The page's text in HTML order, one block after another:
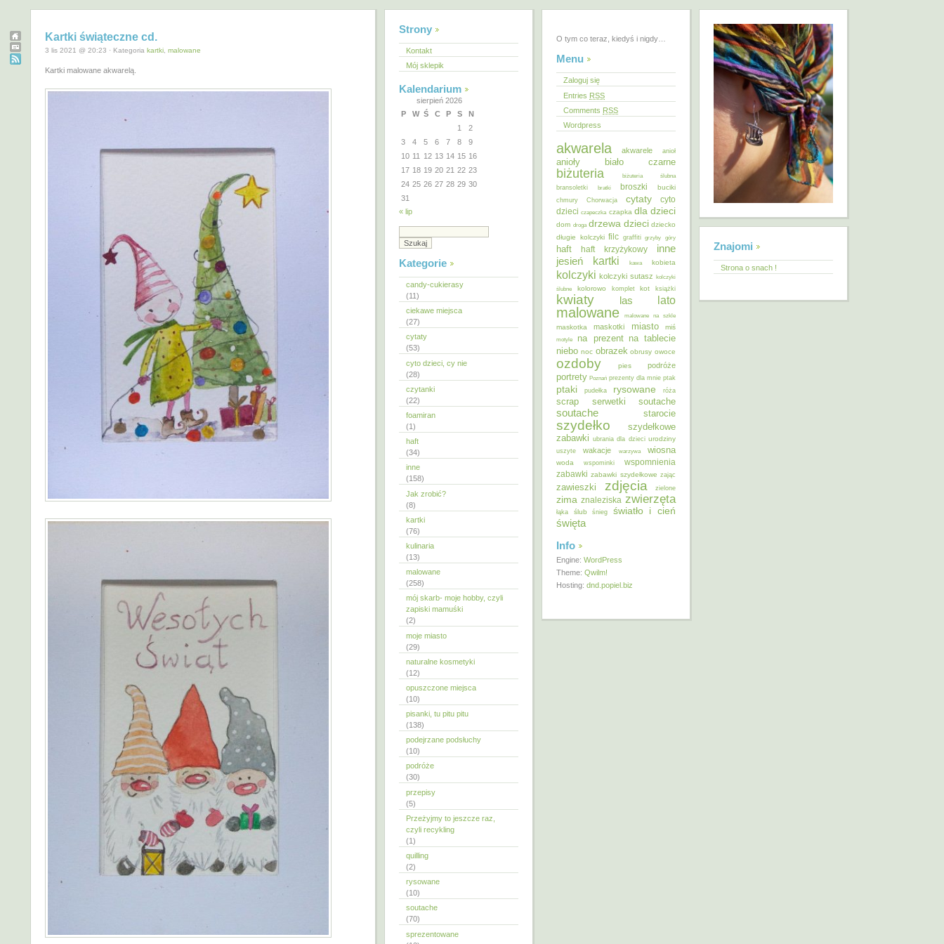
Kartki świąteczne cd.
3 lis 2021 @ 20:23 · Kategoria kartki malowane
Kartki malowane akwarelą.
Strony
Kontakt
Mój sklepik
Kalendarium
sierpień 2026
P
W Ś C P S
N
1
2
3
4 5 6 7 8
9
10 11 12 13 14 15 16
17 18 19 20 21 22 23
24 25 26 27 28 29 30
31
« lip
Kategorie
candy-cukierasy
(11)
ciekawe miejsca
(27)
cytaty
(53)
cyto dzieci, cy nie
(28)
czytanki
(22)
foamiran
(1)
haft
(34)
inne
(158)
Jak zrobić?
(8)
kartki
(76)
kulinaria
(13)
malowane
(258)
mój skarb- moje hobby, czyli
zapiski mamuśki
(2)
moje miasto
(29)
naturalne kosmetyki
(12)
opuszczone miejsca
(10)
pisanki, tu pitu pitu
(138)
podejrzane podsłuchy
(10)
podróże
(30)
przepisy
(5)
Przeżyjmy to jeszcze raz,
czyli recykling
(1)
quilling
(2)
rysowane
(10)
soutache
(70)
sprezentowane
O tym co teraz, kiedyś i nigdy…
Menu
Zaloguj się
Entries RSS
Comments RSS
Wordpress
akwarela akwarele anioł
anioły biało czarne
biżuteria
biżuteria ślubna
bransoletki
bratki broszki buciki
chmury Chorwacja cytaty
cyto
dzieci czapeczka czapka dla dzieci
dom droga drzewa dzieci dziecko
długie kolczyki filc graffiti grzyby góry
haft haft krzyżykowy inne
jesień kartki kawa kobieta
kolczyki kolczyki sutasz kolczyki
ślubne
kolorowo komplet kot książki
kwiaty las lato
malowane malowane na szkle
maskotka maskotki miasto miś
motyle na prezent na tablecie
niebo noc obrazek obrusy owoce
ozdoby pies podróże
portrety Poznań prezenty dla mnie ptak
ptaki pudełka rysowane róża
scrap serwetki soutache
soutache starocie
szydełko
szydełkowe
zabawki ubrania dla dzieci urodziny
uszyte wakacje warzywa wiosna
woda wspominki
wspomnienia
zabawki zabawki szydełkowe zając
zawieszki zdjęcia zielone
zima znaleziska zwierzęta
łąka ślub śnieg światło i cień
święta
Info
Engine: WordPress
Theme: Qwilm!
Hosting: dnd.popiel.biz
Znajomi
Strona o snach !